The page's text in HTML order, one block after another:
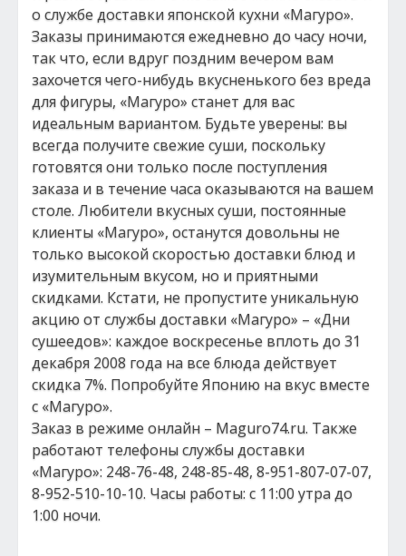
о службе доставки японской кухни «Магуро».
Заказы принимаются ежедневно до часу ночи,
так что, если вдруг поздним вечером вам
захочется чего-нибудь вкусненького без вреда
для фигуры, «Магуро» станет для вас
идеальным вариантом. Будьте уверены: вы
всегда получите свежие суши, поскольку
готовятся они только после поступления
заказа и в течение часа оказываются на вашем
столе. Любители вкусных суши, постоянные
клиенты «Магуро», останутся довольны не
только высокой скоростью доставки блюд и
изумительным вкусом, но и приятными
скидками. Кстати, не пропустите уникальную
акцию от службы доставки «Магуро» – «Дни
сушеедов»: каждое воскресенье вплоть до 31
декабря 2008 года на все блюда действует
скидка 7%. Попробуйте Японию на вкус вместе
с «Магуро».
Заказ в режиме онлайн – Maguro74.ru. Также
работают телефоны службы доставки
«Магуро»: 248-76-48, 248-85-48, 8-951-807-07-07,
8-952-510-10-10. Часы работы: с 11:00 утра до
1:00 ночи.